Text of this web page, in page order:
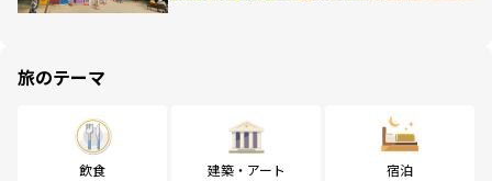
旅のテーマ
飲食 建築・アート 宿泊